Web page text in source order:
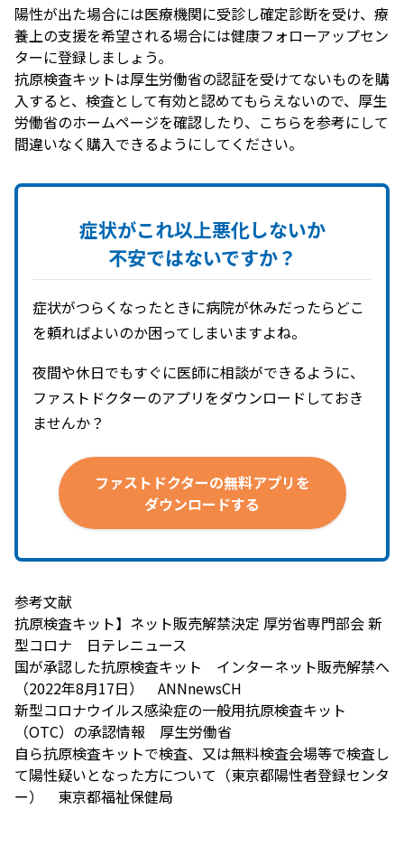
陽性が出た場合には医療機関に受診し確定診断を受け、療
養上の支援を希望される場合には健康フォローアップセン
ターに登録しましょう。
抗原検査キットは厚生労働省の認証を受けてないものを購
入すると、検査として有効と認めてもらえないので、厚生
労働省のホームページを確認したり、こちらを参考にして
間違いなく購入できるようにしてください。
症状がこれ以上悪化しないか
不安ではないですか？
症状がつらくなったときに病院が休みだったらどこ
を頼ればよいのか困ってしまいますよね。
夜間や休日でもすぐに医師に相談ができるように、
ファストドクターのアプリをダウンロードしておき
ませんか？
ファストドクターの無料アプリを
ダウンロードする
参考文献
抗原検査キット】ネット販売解禁決定 厚労省専門部会 新
型コロナ 日テレニュース
国が承認した抗原検査キット インターネット販売解禁へ
（2022年8月17日） ANNnewsCH
新型コロナウイルス感染症の一般用抗原検査キット
（OTC）の承認情報 厚生労働省
自ら抗原検査キットで検査、又は無料検査会場等で検査し
て陽性疑いとなった方について（東京都陽性者登録センタ
ー） 東京都福祉保健局